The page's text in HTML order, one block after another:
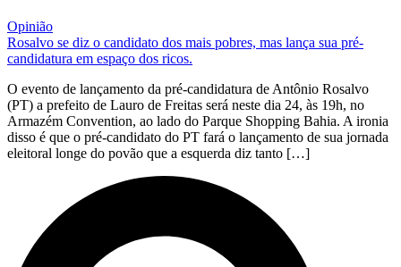
Opinião
Rosalvo se diz o candidato dos mais pobres, mas lança sua pré-
candidatura em espaço dos ricos.
O evento de lançamento da pré-candidatura de Antônio Rosalvo
(PT) a prefeito de Lauro de Freitas será neste dia 24, às 19h, no
Armazém Convention, ao lado do Parque Shopping Bahia. A ironia
disso é que o pré-candidato do PT fará o lançamento de sua jornada
eleitoral longe do povão que a esquerda diz tanto […]